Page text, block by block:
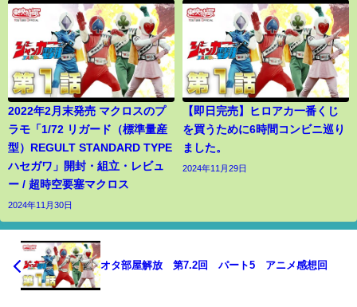
2022年2月末発売 マクロスのプ
ラモ「1/72 リガード（標準量産
型）REGULT STANDARD TYPE
ハセガワ」開封・組立・レビュ
ー / 超時空要塞マクロス
2024年11月30日
【即日完売】ヒロアカ一番くじ
を買うために6時間コンビニ巡り
ました。
2024年11月29日
オタ部屋解放 第7.2回 パート5 アニメ感想回